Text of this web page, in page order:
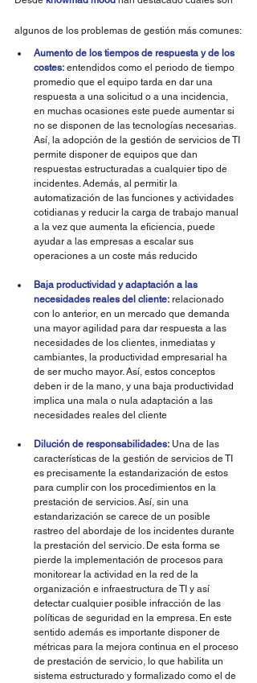
algunos de los problemas de gestión más comunes:
Aumento de los tiempos de respuesta y de los
costes: entendidos como el periodo de tiempo
promedio que el equipo tarda en dar una
respuesta a una solicitud o a una incidencia,
en muchas ocasiones este puede aumentar si
no se disponen de las tecnologías necesarias.
Así, la adopción de la gestión de servicios de TI
permite disponer de equipos que dan
respuestas estructuradas a cualquier tipo de
incidentes. Además, al permitir la
automatización de las funciones y actividades
cotidianas y reducir la carga de trabajo manual
a la vez que aumenta la eficiencia, puede
ayudar a las empresas a escalar sus
operaciones a un coste más reducido
Baja productividad y adaptación a las
necesidades reales del cliente: relacionado
con lo anterior, en un mercado que demanda
una mayor agilidad para dar respuesta a las
necesidades de los clientes, inmediatas y
cambiantes, la productividad empresarial ha
de ser mucho mayor. Así, estos conceptos
deben ir de la mano, y una baja productividad
implica una mala o nula adaptación a las
necesidades reales del cliente
Dilución de responsabilidades: Una de las
características de la gestión de servicios de TI
es precisamente la estandarización de estos
para cumplir con los procedimientos en la
prestación de servicios. Así, sin una
estandarización se carece de un posible
rastreo del abordaje de los incidentes durante
la prestación del servicio. De esta forma se
pierde la implementación de procesos para
monitorear la actividad en la red de la
organización e infraestructura de TI y así
detectar cualquier posible infracción de las
políticas de seguridad en la empresa. En este
sentido además es importante disponer de
métricas para la mejora continua en el proceso
de prestación de servicio, lo que habilita un
sistema estructurado y formalizado como el de